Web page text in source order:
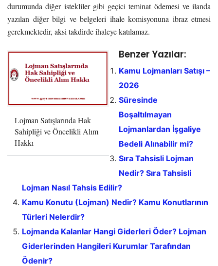
durumunda diğer istekliler gibi geçici teminat ödemesi ve ilanda
yazılan diğer bilgi ve belgeleri ihale komisyonuna ibraz etmesi
gerekmektedir, aksi takdirde ihaleye katılamaz.
Lojman Satışlarında Hak
Sahipliği ve Öncelikli Alım
Hakkı
Benzer Yazılar:
Kamu Lojmanları Satışı –
2026
Süresinde
Boşaltılmayan
Lojmanlardan İşgaliye
Bedeli Alınabilir mi?
Sıra Tahsisli Lojman
Nedir? Sıra Tahsisli
Lojman Nasıl Tahsis Edilir?
Kamu Konutu (Lojman) Nedir? Kamu Konutlarının
Türleri Nelerdir?
Lojmanda Kalanlar Hangi Giderleri Öder? Lojman
Giderlerinden Hangileri Kurumlar Tarafından
Ödenir?